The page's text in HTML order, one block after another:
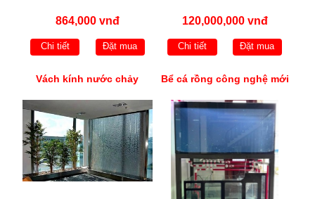
864,000 vnđ
Chi tiết Đặt mua
120,000,000 vnđ
Chi tiết Đặt mua
Vách kính nước chảy Bể cá rồng công nghệ mới